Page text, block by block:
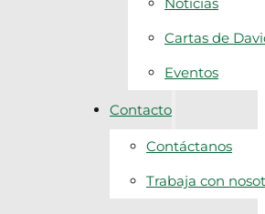
Cartas de
Eventos
Contacto
Contáctanos
Trabaja con